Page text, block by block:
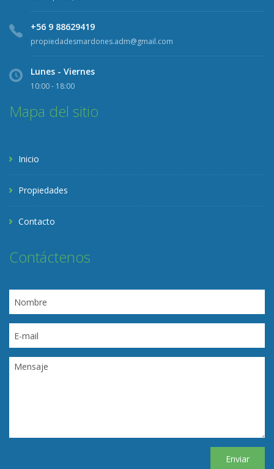
+56 9 88629419
propiedadesmardones.adm@gmail.com
Lunes - Viernes
10:00 - 18:00
Mapa del sitio
Inicio
Propiedades
Contacto
Contáctenos